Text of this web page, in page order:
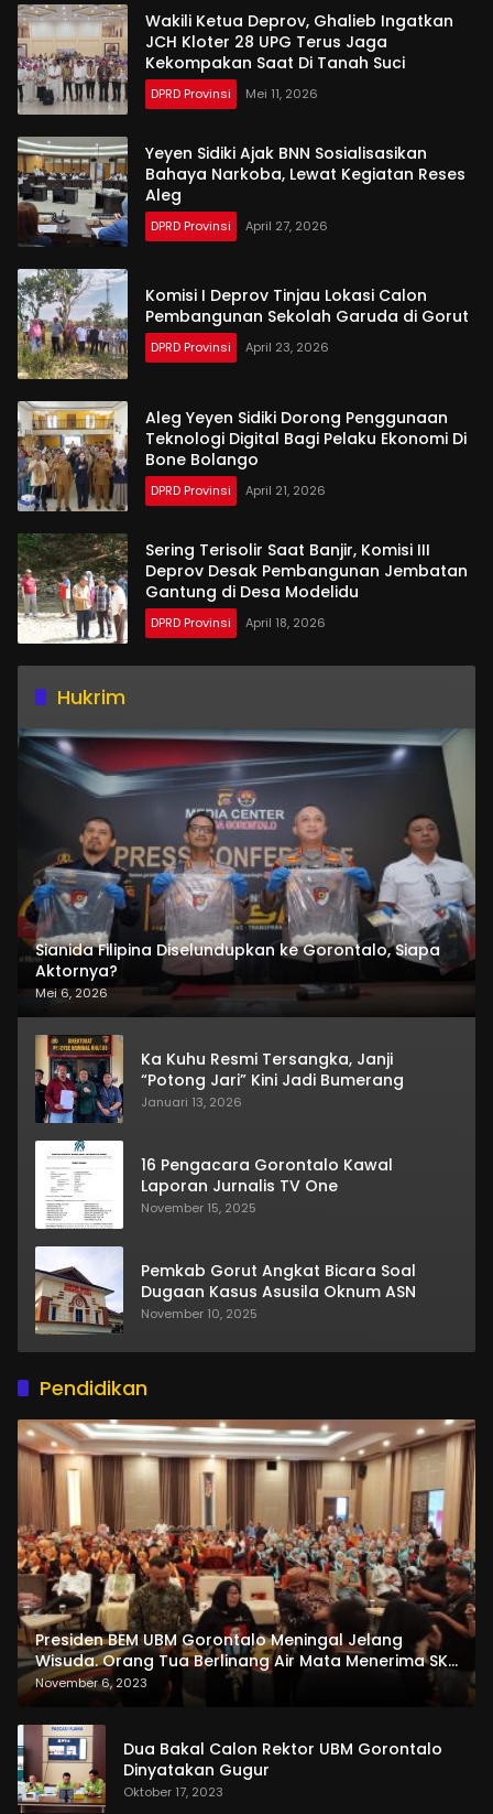
Wakili Ketua Deprov, Ghalieb Ingatkan
JCH Kloter 28 UPG Terus Jaga
Kekompakan Saat Di Tanah Suci
DPRD Provinsi Mei 11, 2026
Yeyen Sidiki Ajak BNN Sosialisasikan
Bahaya Narkoba, Lewat Kegiatan Reses
Aleg
DPRD Provinsi April 27, 2026
Komisi I Deprov Tinjau Lokasi Calon
Pembangunan Sekolah Garuda di Gorut
DPRD Provinsi April 23, 2026
Aleg Yeyen Sidiki Dorong Penggunaan
Teknologi Digital Bagi Pelaku Ekonomi Di
Bone Bolango
DPRD Provinsi April 21, 2026
Sering Terisolir Saat Banjir, Komisi III
Deprov Desak Pembangunan Jembatan
Gantung di Desa Modelidu
DPRD Provinsi April 18, 2026
Hukrim
Sianida Filipina Diselundupkan ke Gorontalo, Siapa
Aktornya?
Mei 6, 2026
Ka Kuhu Resmi Tersangka, Janji
“Potong Jari” Kini Jadi Bumerang
Januari 13, 2026
16 Pengacara Gorontalo Kawal
Laporan Jurnalis TV One
November 15, 2025
Pemkab Gorut Angkat Bicara Soal
Dugaan Kasus Asusila Oknum ASN
November 10, 2025
Pendidikan
Presiden BEM UBM Gorontalo Meningal Jelang
Wisuda. Orang Tua Berlinang Air Mata Menerima SKL
dan Pemasangan Salempang
November 6, 2023
Dua Bakal Calon Rektor UBM Gorontalo
Dinyatakan Gugur
Oktober 17, 2023